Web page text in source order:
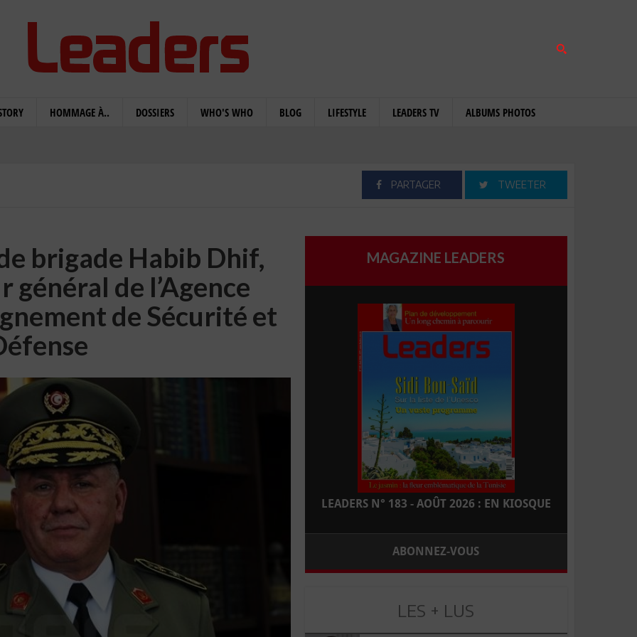
HOMMAGE À.. DOSSIERS WHO'S WHO BLOG LIFESTYLE LEADERS TV ALBUMS PHOTOS
PARTAGER TWEETER
brigade Habib Dhif,
de l’Agence
de Sécurité et
MAGAZINE LEADERS
LEADERS N° 183 - AOÛT 2026 : EN KIOSQUE
ABONNEZ-VOUS
LES + LUS